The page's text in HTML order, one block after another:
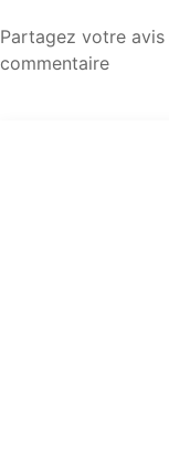
Partagez votre
commentaire